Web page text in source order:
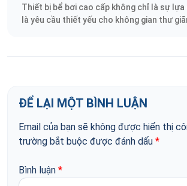
Thiết bị bể bơi cao cấp không chỉ là sự lựa
là yêu cầu thiết yếu cho không gian thư
ĐỂ LẠI MỘT BÌNH LUẬN
Email của bạn sẽ không được hiển thị
trường bắt buộc được đánh dấu *
Bình luận *